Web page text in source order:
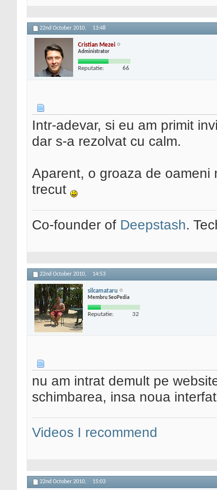
22nd October 2010, 13:48
Cristian Mezei
Administrator
Reputatie: 66
Intr-adevar, si eu am primit
dar s-a rezolvat cu calm.
Aparent, o groaza de oameni
trecut
Co-founder of Deepstash.
22nd October 2010, 14:53
silcamataru
Membru SeoPedia
Reputatie: 32
nu am intrat demult pe
schimbarea, insa noua
Videos I recommend
22nd October 2010, 15:03